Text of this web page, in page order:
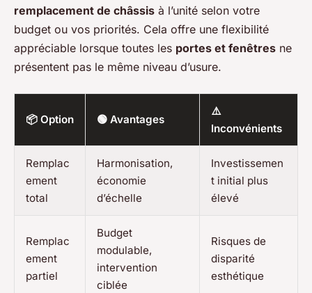
remplacement de châssis à l’unité selon votre
budget ou vos priorités. Cela offre une flexibilité
appréciable lorsque toutes les portes et fenêtres ne
présentent pas le même niveau d’usure.
📦 Option 🟢 Avantages
⚠️
Inconvénients
Remplac
ement
total
Harmonisation,
économie
d’échelle
Investissemen
t initial plus
élevé
Remplac
ement
partiel
Budget
modulable,
intervention
ciblée
Risques de
disparité
esthétique